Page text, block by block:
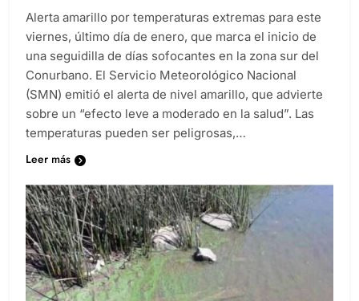
Alerta amarillo por temperaturas extremas para este
viernes, último día de enero, que marca el inicio de
una seguidilla de días sofocantes en la zona sur del
Conurbano. El Servicio Meteorológico Nacional
(SMN) emitió el alerta de nivel amarillo, que advierte
sobre un “efecto leve a moderado en la salud”. Las
temperaturas pueden ser peligrosas,…
Leer más